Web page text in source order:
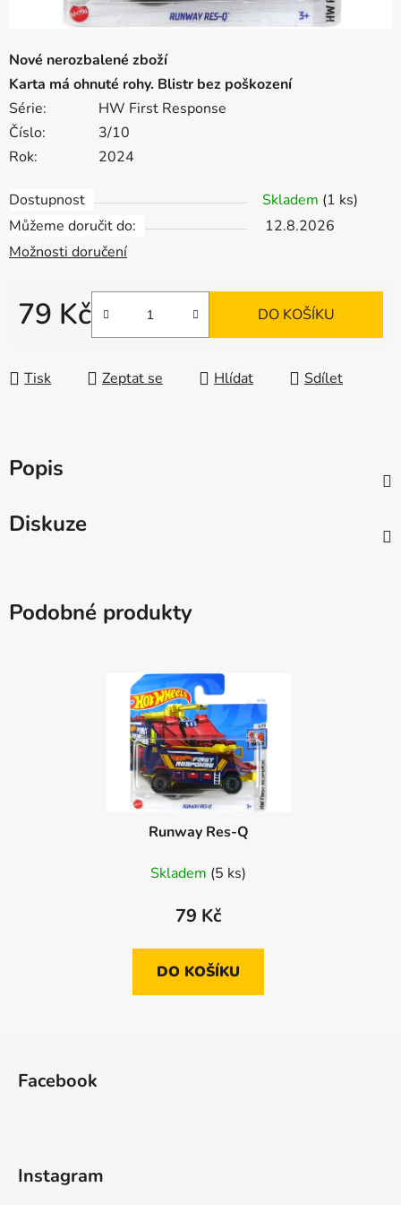
Nové nerozbalené zboží
Karta má ohnuté rohy. Blistr bez poškození
Série:
HW First Response
Číslo:
3/10
Rok:
2024
Dostupnost Skladem (1 ks)
Můžeme doručit do:
12.8.2026
Možnosti doručení
79 Kč
Měrná cena:
DO KOŠÍKU
Tisk Zeptat se Hlídat Sdílet
Popis
Diskuze
Podobné produkty
Runway Res-Q
Skladem (5 ks)
79 Kč
DO KOŠÍKU
Facebook
Instagram